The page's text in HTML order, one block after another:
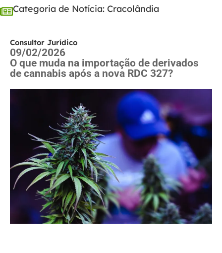
Categoria de Notícia: Cracolândia
Consultor Jurídico
09/02/2026
O que muda na importação de derivados
de cannabis após a nova RDC 327?